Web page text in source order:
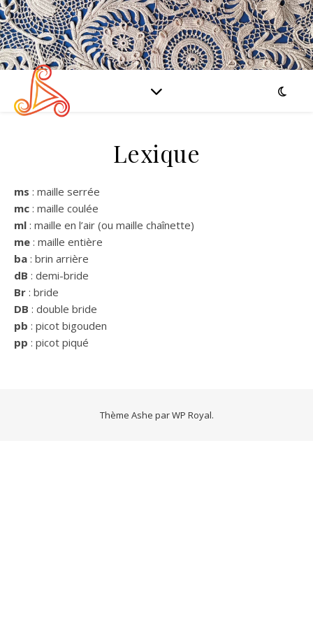
Lexique
ms : maille serrée
mc : maille coulée
ml : maille en l’air (ou maille chaînette)
me : maille entière
ba : brin arrière
dB : demi-bride
Br : bride
DB : double bride
pb : picot bigouden
pp : picot piqué
Thème Ashe parWP Royal.